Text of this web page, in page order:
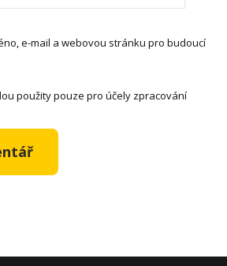
e-mail a webovou stránku pro budoucí
použity pouze pro účely zpracování